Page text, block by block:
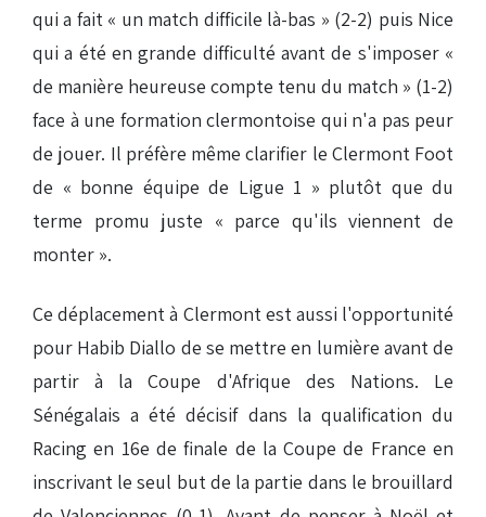
qui a fait « un match difficile là-bas » (2-2) puis Nice
qui a été en grande difficulté avant de s'imposer «
de manière heureuse compte tenu du match » (1-2)
face à une formation clermontoise qui n'a pas peur
de jouer. Il préfère même clarifier le Clermont Foot
de « bonne équipe de Ligue 1 » plutôt que du
terme promu juste « parce qu'ils viennent de
monter ».
Ce déplacement à Clermont est aussi l'opportunité
pour Habib Diallo de se mettre en lumière avant de
partir à la Coupe d'Afrique des Nations. Le
Sénégalais a été décisif dans la qualification du
Racing en 16e de finale de la Coupe de France en
inscrivant le seul but de la partie dans le brouillard